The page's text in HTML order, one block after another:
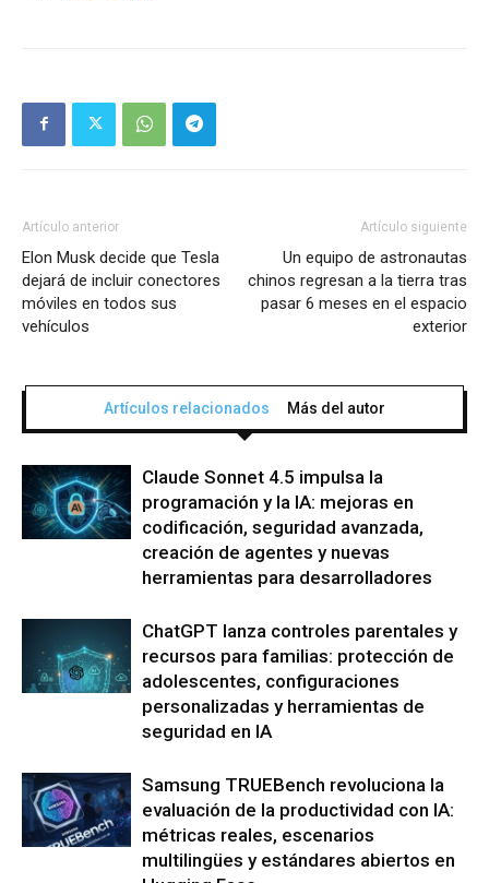
Artículo anterior
Elon Musk decide que Tesla
dejará de incluir conectores
móviles en todos sus
vehículos
Artículo siguiente
Un equipo de astronautas
chinos regresan a la tierra tras
pasar 6 meses en el espacio
exterior
Artículos relacionados Más del autor
Claude Sonnet 4.5 impulsa la
programación y la IA: mejoras en
codificación, seguridad avanzada,
creación de agentes y nuevas
herramientas para desarrolladores
ChatGPT lanza controles parentales y
recursos para familias: protección de
adolescentes, configuraciones
personalizadas y herramientas de
seguridad en IA
Samsung TRUEBench revoluciona la
evaluación de la productividad con IA:
métricas reales, escenarios
multilingües y estándares abiertos en